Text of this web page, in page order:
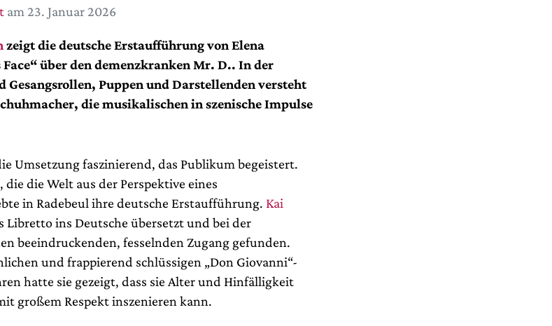
am 23. Januar 2026
zeigt die deutsche Erstaufführung von Elena
Face“ über den demenzkranken Mr. D.. In der
Gesangsrollen, Puppen und Darstellenden versteht
die musikalischen in szenische Impulse
Umsetzung faszinierend, das Publikum begeistert.
die die Welt aus der Perspektive eines
in Radebeul ihre deutsche Erstaufführung. Kai
Libretto ins Deutsche übersetzt und bei der
beeindruckenden, fesselnden Zugang gefunden.
und frappierend schlüssigen „Don Giovanni“-
hatte sie gezeigt, dass sie Alter und Hinfälligkeit
großem Respekt inszenieren kann.